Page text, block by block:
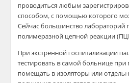
проводиться любым
способом, с помощью которого
Сейчас большинство лабораторий
полимеразной цепной реакции
При экстренной госпитализации
тестировать в самой больнице при
помещать в изоляторы или